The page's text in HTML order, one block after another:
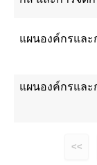
แผนองค์กรและ
แผนองค์กรและ
<<